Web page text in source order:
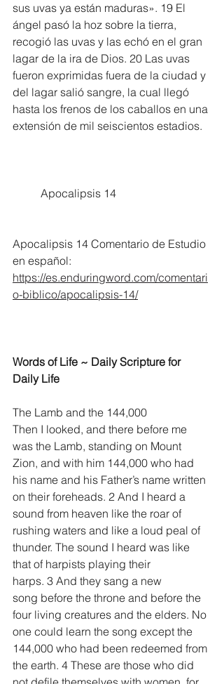
sus uvas ya están maduras». 19 El
ángel pasó la hoz sobre la tierra,
recogió las uvas y las echó en el gran
lagar de la ira de Dios. 20 Las uvas
fueron exprimidas fuera de la ciudad y
del lagar salió sangre, la cual llegó
hasta los frenos de los caballos en una
extensión de mil seiscientos estadios.
	Apocalipsis 14
Apocalipsis 14 Comentario de Estudio
en español:
https://es.enduringword.com/comentari
o-biblico/apocalipsis-14/
Words of Life ~ Daily Scripture for
Daily Life
The Lamb and the 144,000
Then I looked, and there before me
was the Lamb, standing on Mount
Zion, and with him 144,000 who had
his name and his Father’s name written
on their foreheads. 2 And I heard a
sound from heaven like the roar of
rushing waters and like a loud peal of
thunder. The sound I heard was like
that of harpists playing their
harps. 3 And they sang a new
song before the throne and before the
four living creatures and the elders. No
one could learn the song except the
144,000 who had been redeemed from
the earth. 4 These are those who did